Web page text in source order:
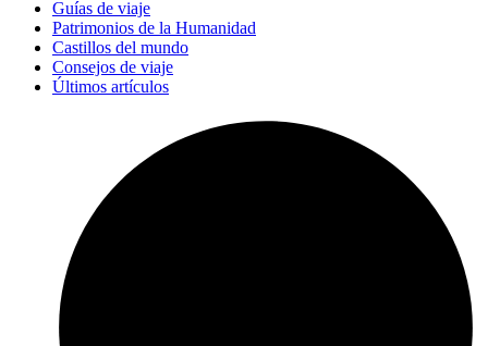
Guías de viaje
Patrimonios de la Humanidad
Castillos del mundo
Consejos de viaje
Últimos artículos